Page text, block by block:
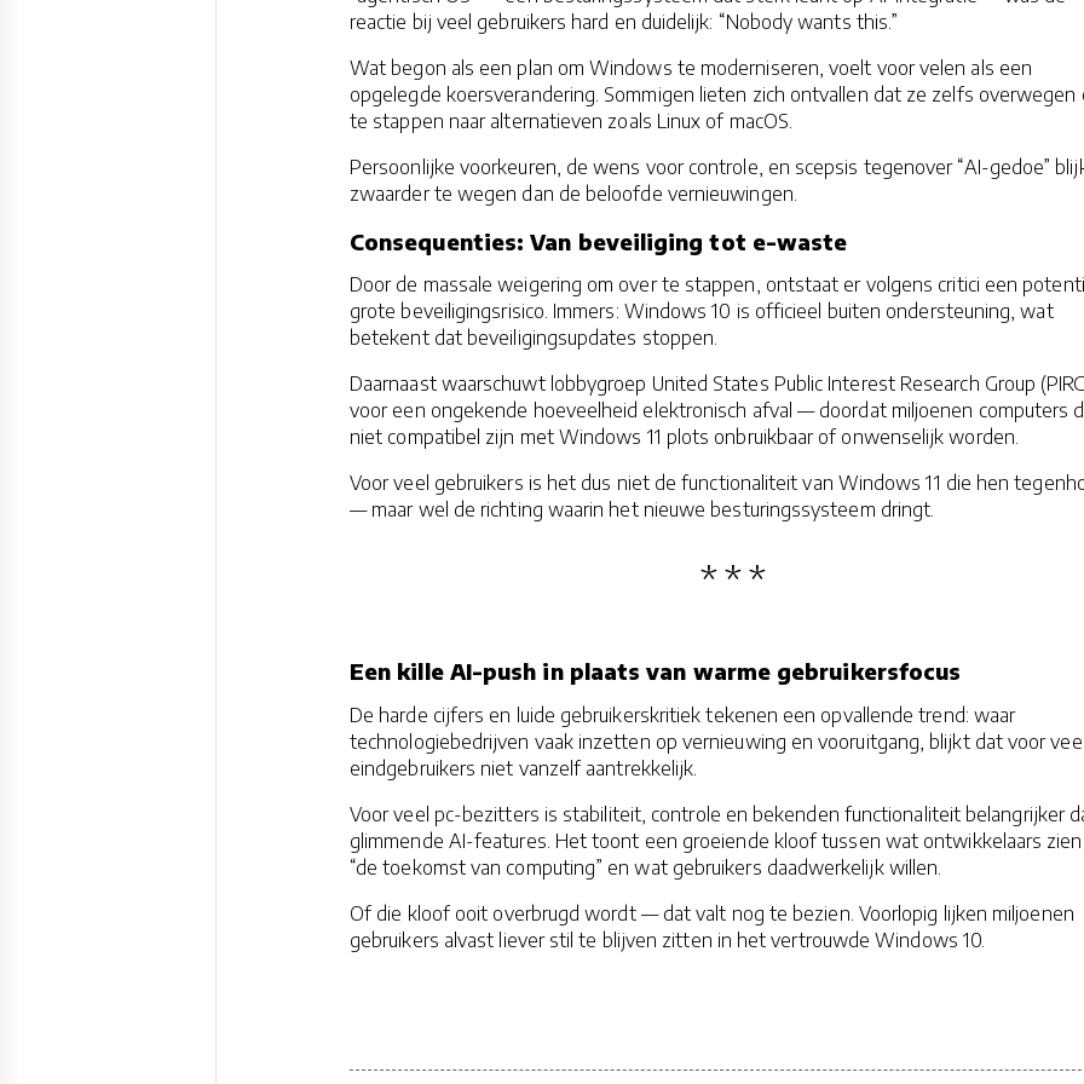
reactie bij veel gebruikers hard en duidelijk: “Nobody wants this.”
Wat begon als een plan om Windows te moderniseren, voelt voor velen als een
opgelegde koersverandering. Sommigen lieten zich ontvallen dat ze zelfs overwegen
te stappen naar alternatieven zoals Linux of macOS.
Persoonlijke voorkeuren, de wens voor controle, en scepsis tegenover “AI-gedoe”
zwaarder te wegen dan de beloofde vernieuwingen.
Consequenties: Van beveiliging tot e-waste
Door de massale weigering om over te stappen, ontstaat er volgens critici een
grote beveiligingsrisico. Immers: Windows 10 is officieel buiten ondersteuning, wat
betekent dat beveiligingsupdates stoppen.
Daarnaast waarschuwt lobbygroep United States Public Interest Research Group
voor een ongekende hoeveelheid elektronisch afval — doordat miljoenen computers
niet compatibel zijn met Windows 11 plots onbruikbaar of onwenselijk worden.
Voor veel gebruikers is het dus niet de functionaliteit van Windows 11 die hen
— maar wel de richting waarin het nieuwe besturingssysteem dringt.
Een kille AI-push in plaats van warme gebruikersfocus
De harde cijfers en luide gebruikerskritiek tekenen een opvallende trend: waar
technologiebedrijven vaak inzetten op vernieuwing en vooruitgang, blijkt dat voor veel
eindgebruikers niet vanzelf aantrekkelijk.
Voor veel pc-bezitters is stabiliteit, controle en bekenden functionaliteit belangrijker
glimmende AI-features. Het toont een groeiende kloof tussen wat ontwikkelaars zien
“de toekomst van computing” en wat gebruikers daadwerkelijk willen.
Of die kloof ooit overbrugd wordt — dat valt nog te bezien. Voorlopig lijken miljoenen
gebruikers alvast liever stil te blijven zitten in het vertrouwde Windows 10.